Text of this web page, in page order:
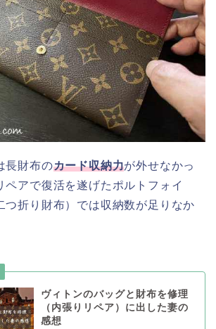
長財布のカード収納力が外せなかっ
ペアで復活を遂げたポルトフォイ
つ折り財布）では収納数が足りなか
ヴィトンのバッグと財布を修理
（内張りリペア）に出した妻の
感想